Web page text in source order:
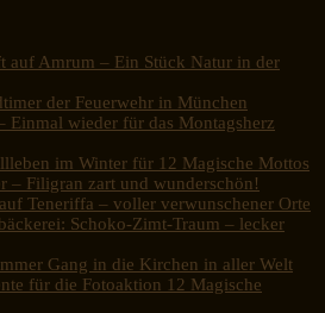
auf Amrum – Ein Stück Natur in der
der Feuerwehr in München
wieder für das Montagsherz
im Winter für 12 Magische Mottos
– Filigran zart und wunderschön!
Teneriffa – voller verwunschener Orte
Schoko-Zimt-Traum – lecker
Gang in die Kirchen in aller Welt
für die Fotoaktion 12 Magische